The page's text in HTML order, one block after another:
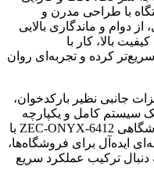
با طراحی مدرن و
دوام و ماندگاری بالایی
بالا، کار با
کرده و تجربه‌ای روان
جانبی نظیر بارکدخوان،
سیستم کامل و یکپارچه
مدیریت فروش ایجاد کند. صندوق فروشگاهی ZEC-ONYX-6412 با
ایده‌آل برای فروشگاه‌ها،
ترکیب عملکرد سریع